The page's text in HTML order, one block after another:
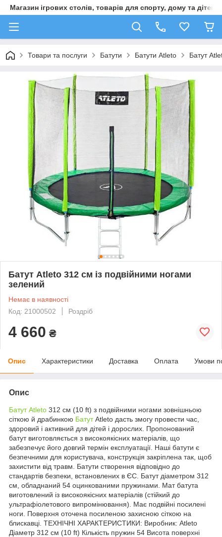
Магазин ігрових столів, товарів для спорту, дому та дітей
Товари та послуги Батути Батути Atleto Батут
Батут Atleto 312 см із подвійними ногами
зелений
Немає в наявності
Код: 21000502
Роздріб
4 660 ₴
Опис Характеристики Доставка Оплата Умови
Опис
Батут Atleto 312 см (10 ft) з подвійними ногами зовнішньою
сіткою й драбинкою БатутAtleto дасть змогу провести час,
здоровий і активний для дітей і дорослих. Пропонований
батут виготовляється з високоякісних матеріалів, що
забезпечує його довгий термін експлуатації. Наші батути є
безпечними для користувача, конструкція закріплена так, щоб
захистити від травм. Батути створення відповідно до
стандартів безпеки, встановлених в ЄС. Батут діаметром 312
см, обладнаний 54 оцинкованими пружинами. Мат батута
виготовлений із високоякісних матеріалів (стійкий до
ультрафіолетового випромінювання). Має подвійні посилені
ноги. Поверхня оточена посиленою захисною сіткою на
блискавці. ТЕХНІЧНІ ХАРАКТЕРИСТИКИ: Виробник: Atleto
Діаметр 312 см (10 ft) Кількість пружин 54 Висота поверхні